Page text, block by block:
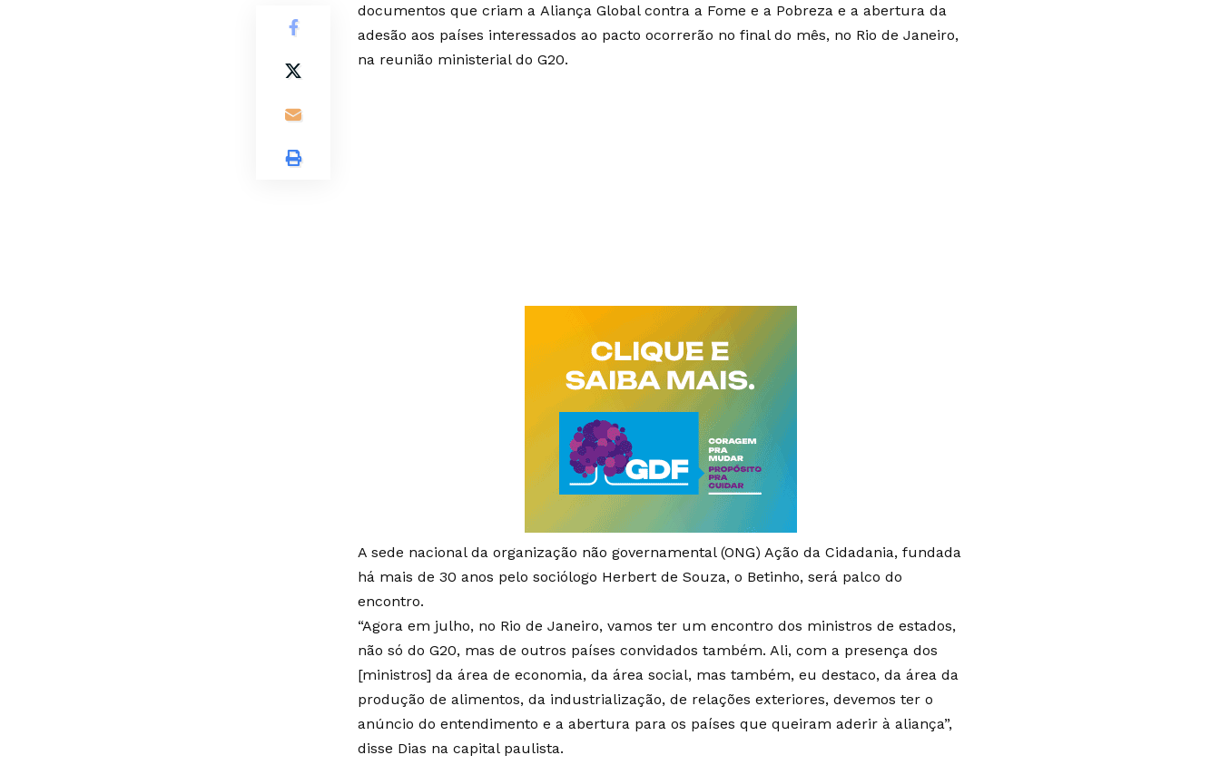
documentos que criam a Aliança Global contra a Fome e a Pobreza e a abertura da
adesão aos países interessados ao pacto ocorrerão no final do mês, no Rio de Janeiro,
na reunião ministerial do G20.
A sede nacional da organização não governamental (ONG) Ação da Cidadania, fundada
há mais de 30 anos pelo sociólogo Herbert de Souza, o Betinho, será palco do
encontro.
“Agora em julho, no Rio de Janeiro, vamos ter um encontro dos ministros de estados,
não só do G20, mas de outros países convidados também. Ali, com a presença dos
[ministros] da área de economia, da área social, mas também, eu destaco, da área da
produção de alimentos, da industrialização, de relações exteriores, devemos ter o
anúncio do entendimento e a abertura para os países que queiram aderir à aliança”,
disse Dias na capital paulista.